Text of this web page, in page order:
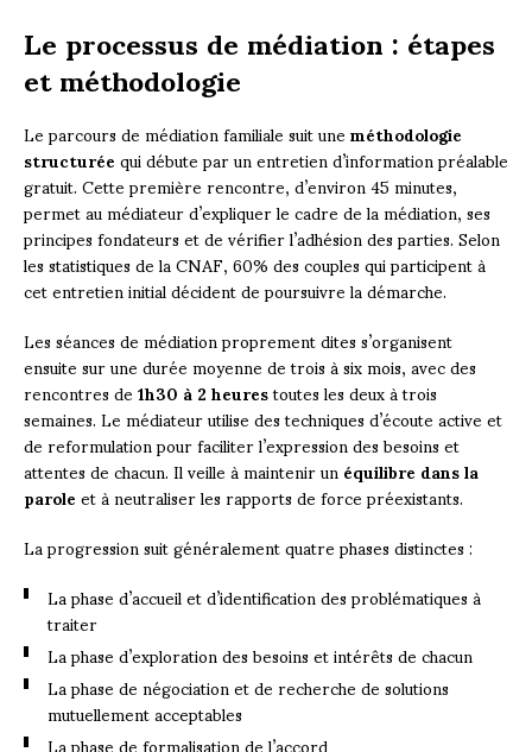
Le processus de médiation : étapes
et méthodologie
Le parcours de médiation familiale suit uneméthodologie
structuréequi débute par un entretien d’information préalable
gratuit. Cette première rencontre, d’environ 45 minutes,
permet au médiateur d’expliquer le cadre de la médiation, ses
principes fondateurs et de vérifier l’adhésion des parties. Selon
les statistiques de la CNAF, 60% des couples qui participent à
cet entretien initial décident de poursuivre la démarche.
Les séances de médiation proprement dites s’organisent
ensuite sur une durée moyenne de trois à six mois, avec des
rencontres de1h30 à 2 heurestoutes les deux à trois
semaines. Le médiateur utilise des techniques d’écoute active et
de reformulation pour faciliter l’expression des besoins et
attentes de chacun. Il veille à maintenir unéquilibre dans la
paroleet à neutraliser les rapports de force préexistants.
La progression suit généralement quatre phases distinctes :
La phase d’accueil et d’identification des problématiques à
traiter
La phase d’exploration des besoins et intérêts de chacun
La phase de négociation et de recherche de solutions
mutuellement acceptables